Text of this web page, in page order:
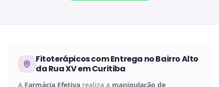
Fitoterápicoscom Entrega noBairro Alto
da Rua XV em Curitiba
A Farmácia Efetiva realiza a manipulação de